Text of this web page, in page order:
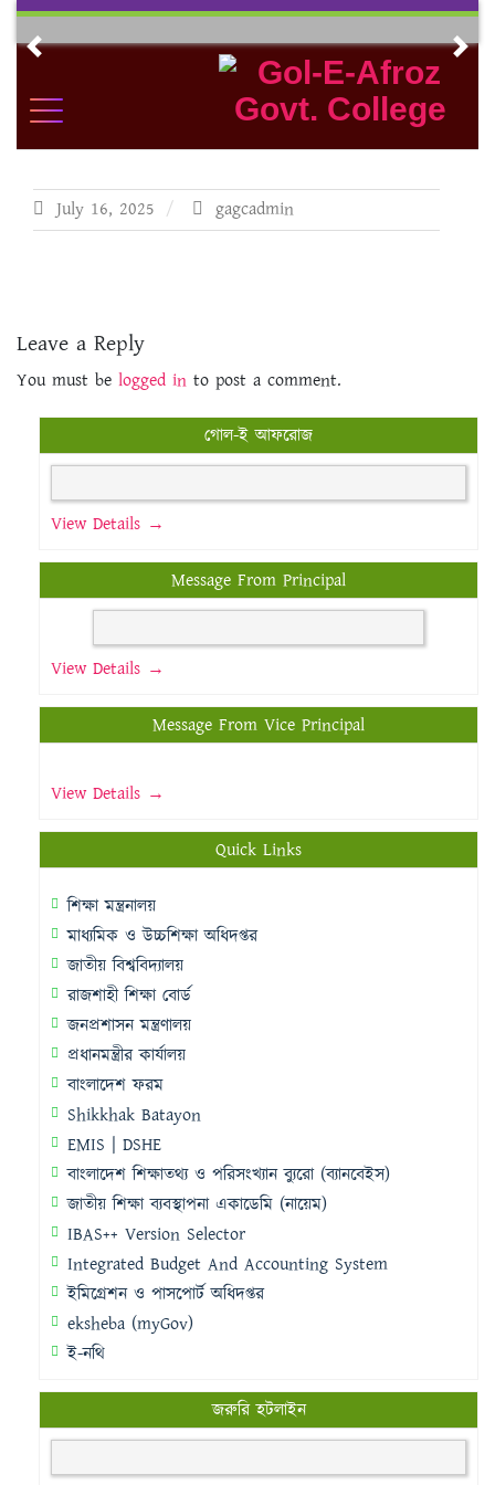
Skip
contentPrevious
July 16, 2025 gagcadmin
Leave a Reply
You must be logged in to post a comment.
গোল-ই আফরোজ
View Details →
Message From Principal
View Details →
Message From Vice Principal
View Details →
Quick Links
শিক্ষা মন্ত্রনালয়
মাধ্যমিক ও উচ্চশিক্ষা অধিদপ্তর
জাতীয় বিশ্ববিদ্যালয়
রাজশাহী শিক্ষা বোর্ড
জনপ্রশাসন মন্ত্রণালয়
প্রধানমন্ত্রীর কার্যালয়
বাংলাদেশ ফরম
Shikkhak Batayon
EMIS | DSHE
বাংলাদেশ শিক্ষাতথ্য ও পরিসংখ্যান ব্যুরো (ব্যানবেইস)
জাতীয় শিক্ষা ব্যবস্থাপনা একাডেমি (নায়েম)
IBAS++ Version Selector
Integrated Budget And Accounting System
ইমিগ্রেশন ও পাসপোর্ট অধিদপ্তর
eksheba (myGov)
ই-নথি
জরুরি হটলাইন